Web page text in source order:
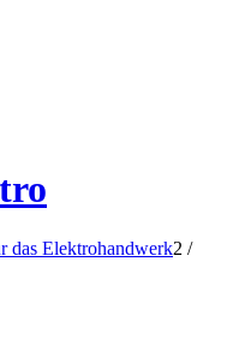
das Elektrohandwerk2 /